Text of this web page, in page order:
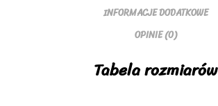
INFORMACJE DODATKOWE
OPINIE (0)
Tabela rozmiarów